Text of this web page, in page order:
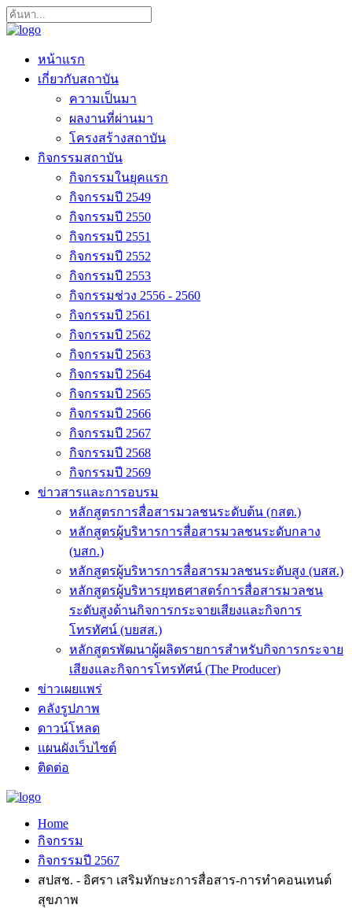
หน้าแรก
เกี่ยวกับสถาบัน
ความเป็นมา
ผลงานที่ผ่านมา
โครงสร้างสถาบัน
กิจกรรมสถาบัน
กิจกรรมในยุคแรก
กิจกรรมปี 2549
กิจกรรมปี 2550
กิจกรรมปี 2551
กิจกรรมปี 2552
กิจกรรมปี 2553
กิจกรรมช่วง 2556 - 2560
กิจกรรมปี 2561
กิจกรรมปี 2562
กิจกรรมปี 2563
กิจกรรมปี 2564
กิจกรรมปี 2565
กิจกรรมปี 2566
กิจกรรมปี 2567
กิจกรรมปี 2568
กิจกรรมปี 2569
ข่าวสารและการอบรม
หลักสูตรการสื่อสารมวลชนระดับต้น (กสต.)
หลักสูตรผู้บริหารการสื่อสารมวลชนระดับกลาง
(บสก.)
หลักสูตรผู้บริหารการสื่อสารมวลชนระดับสูง (บสส.)
หลักสูตรผู้บริหารยุทธศาสตร์การสื่อสารมวลชน
ระดับสูงด้านกิจการกระจายเสียงและกิจการ
โทรทัศน์ (บยสส.)
หลักสูตรพัฒนาผู้ผลิตรายการสำหรับกิจการกระจาย
เสียงและกิจการโทรทัศน์ (The Producer)
ข่าวเผยแพร่
คลังรูปภาพ
ดาวน์โหลด
แผนผังเว็บไซต์
ติดต่อ
Home
กิจกรรม
กิจกรรมปี 2567
สปสช. - อิศรา เสริมทักษะการสื่อสาร-การทำคอนเทนต์
สุขภาพ